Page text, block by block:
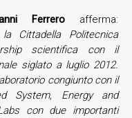
Ferrero afferma:
Cittadella Politecnica
scientifica con il
siglato a luglio 2012.
congiunto con il
System, Energy and
con due importanti